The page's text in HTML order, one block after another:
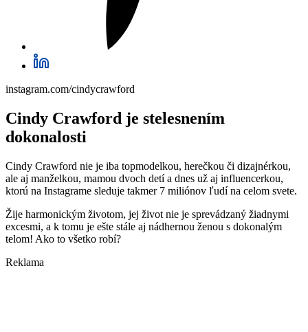
instagram.com/cindycrawford
Cindy Crawford je stelesnením
dokonalosti
Cindy Crawford nie je iba topmodelkou, herečkou či dizajnérkou,
ale aj manželkou, mamou dvoch detí a dnes už aj influencerkou,
ktorú na Instagrame sleduje takmer 7 miliónov ľudí na celom svete.
Žije harmonickým životom, jej život nie je sprevádzaný žiadnymi
excesmi, a k tomu je ešte stále aj nádhernou ženou s dokonalým
telom! Ako to všetko robí?
Reklama